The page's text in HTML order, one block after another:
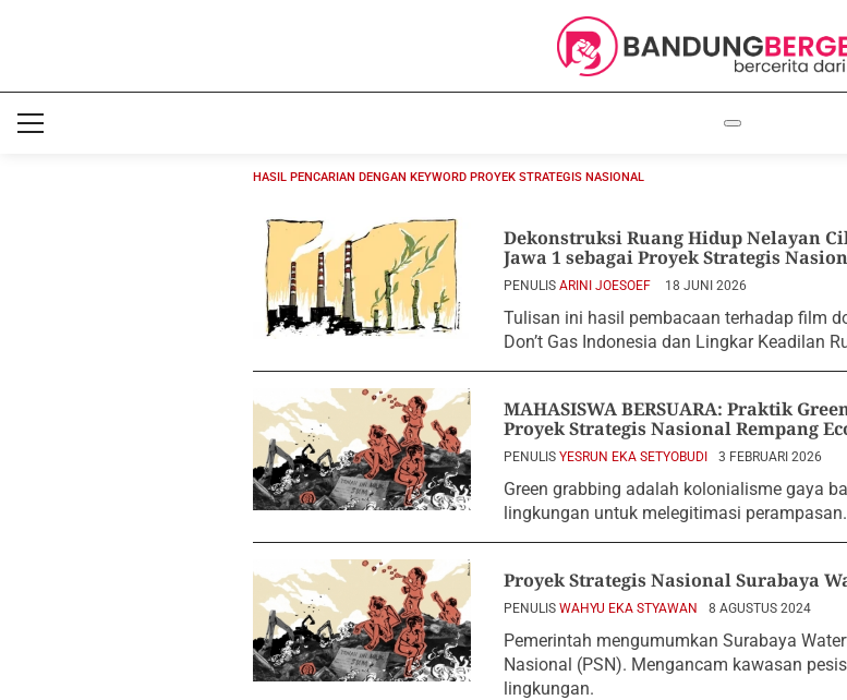
HASIL PENCARIAN DENGAN KEYWORD PROYEK STRATEGIS NASIONAL
Dekonstruksi Ruang Hidup Nelayan
Jawa 1 sebagai Proyek Strategis
PENULIS ARINI JOESOEF 18 JUNI 2026
Tulisan ini hasil pembacaan terhadap film
Don’t Gas Indonesia dan Lingkar Keadilan
MAHASISWA BERSUARA: Praktik
Proyek Strategis Nasional Rempang
PENULIS YESRUN EKA SETYOBUDI 3 FEBRUARI 2026
Green grabbing adalah kolonialisme gaya
lingkungan untuk melegitimasi perampasan.
Proyek Strategis Nasional Surabaya
PENULIS WAHYU EKA STYAWAN 8 AGUSTUS 2024
Pemerintah mengumumkan Surabaya
Nasional (PSN). Mengancam kawasan
lingkungan.